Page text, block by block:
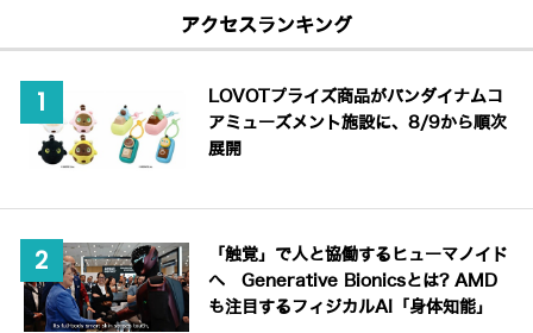
アクセスランキング
LOVOTプライズ商品がバンダイナムコ
アミューズメント施設に、8/9から順次
展開
「触覚」で人と協働するヒューマノイド
へ Generative Bionicsとは? AMD
も注目するフィジカルAI「身体知能」